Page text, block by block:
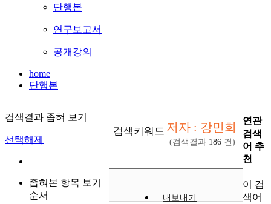
단행본
연구보고서
공개강의
home
단행본
검색결과 좁혀 보기
선택해제
좁혀본 항목 보기
순서
검색키워드 저자 : 강민희
(검색결과 186 건)
내보내기
연관
검색
어 추
천
이 검
색어